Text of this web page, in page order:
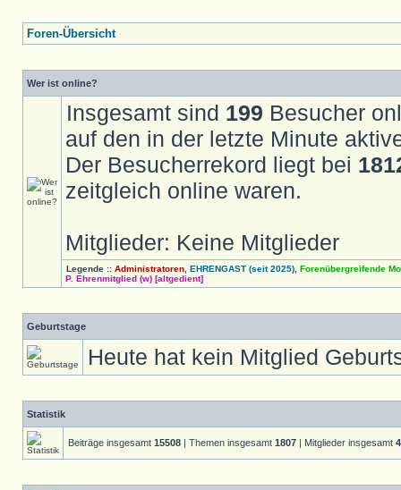
Foren-Übersicht
Wer ist online?
Insgesamt sind 199 Besucher
auf den in der letzte Minute
Der Besucherrekord liegt bei
zeitgleich online waren.
Mitglieder: Keine Mitglieder
Legende :: Administratoren EHRENGAST (seit 2025) Forenübergreifende
P. Ehrenmitglied (w) [altgedient]
Geburtstage
Heute hat kein Mitglied
Statistik
Beiträge insgesamt 15508 | Themen insgesamt 1807 | Mitglieder insgesamt